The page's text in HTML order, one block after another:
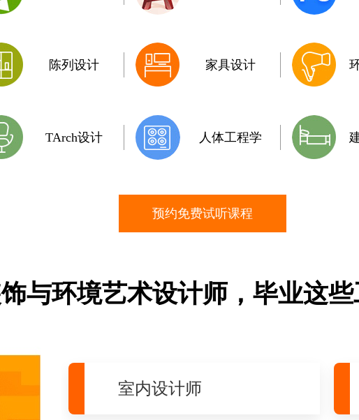
陈列设计 家具设计
TArch设计 人体工程学
预约免费试听课程
与环境艺术设计师，毕业这
室内设计师